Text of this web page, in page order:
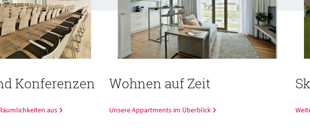
Konferenzen
aus
Wohnen auf Zeit
Unsere Appartments im Überblick